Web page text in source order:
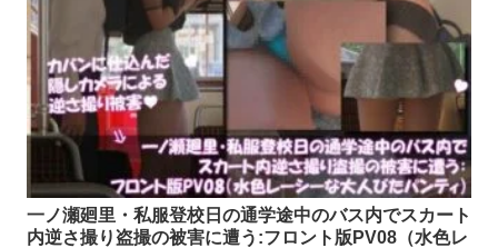
一ノ瀬廻里・私服登校日の通学途中のバス内でスカート
内逆さ撮り盗撮の被害に遭う:フロント版PV08（水色レ